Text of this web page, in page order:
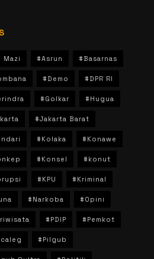
Mazi #Asrun #Basarnas
#Demo #DPR RI
#Golkar #Hugua
#Jakarta Barat
#Kolaka #Konawe
#Konsel #konut
#KPU #Kriminal
#Narkoba #Opini
#PDIP #Pemkot
#Pilgub